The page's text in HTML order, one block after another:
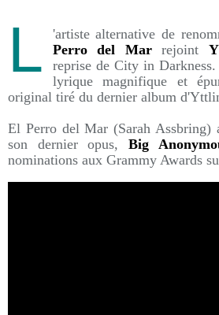
L 'artiste alternative de
Perro del Marrejoint
reprise de City in
lyrique magnifique et
original tiré du dernier album
El Perro del Mar (Sarah Assbring)
son dernier opus, Big
nominations aux Grammy Awards